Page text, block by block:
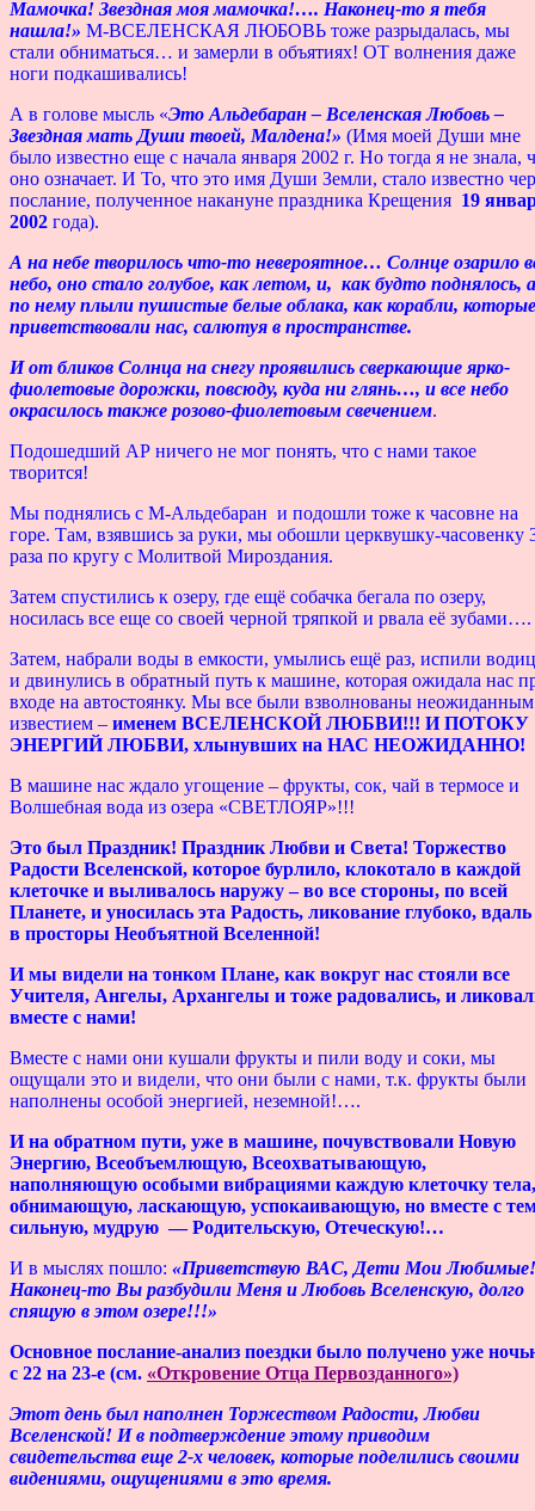
Мамочка! Звездная моя мамочка!…. Наконец-то я тебя
нашла!» М-ВСЕЛЕНСКАЯ ЛЮБОВЬ тоже разрыдалась, мы
стали обниматься… и замерли в объятиях! ОТ волнения даже
ноги подкашивались!
А в голове мысль «Это Альдебаран – Вселенская Любовь –
Звездная мать Души твоей, Малдена!» (Имя моей Души мне
было известно еще с начала января 2002 г. Но тогда я не знала,
оно означает. И То, что это имя Души Земли, стало известно
послание, полученное накануне праздника Крещения 19
2002 года).
А на небе творилось что-то невероятное… Солнце озарило
небо, оно стало голубое, как летом, и, как будто поднялось, а
по нему плыли пушистые белые облака, как корабли, которые
приветствовали нас, салютуя в пространстве.
И от бликов Солнца на снегу проявились сверкающие ярко-
фиолетовые дорожки, повсюду, куда ни глянь…, и все небо
окрасилось также розово-фиолетовым свечением.
Подошедший АР ничего не мог понять, что с нами такое
творится!
Мы поднялись с М-Альдебаран и подошли тоже к часовне на
горе. Там, взявшись за руки, мы обошли церквушку-часовенку
раза по кругу с Молитвой Мироздания.
Затем спустились к озеру, где ещё собачка бегала по озеру,
носилась все еще со своей черной тряпкой и рвала её зубами….
Затем, набрали воды в емкости, умылись ещё раз, испили
и двинулись в обратный путь к машине, которая ожидала нас
входе на автостоянку. Мы все были взволнованы неожиданным
известием – именем ВСЕЛЕНСКОЙ ЛЮБВИ!!! И ПОТОКУ
ЭНЕРГИЙ ЛЮБВИ, хлынувших на НАС НЕОЖИДАННО!
В машине нас ждало угощение – фрукты, сок, чай в термосе и
Волшебная вода из озера «СВЕТЛОЯР»!!!
Это был Праздник! Праздник Любви и Света! Торжество
Радости Вселенской, которое бурлило, клокотало в каждой
клеточке и выливалось наружу – во все стороны, по всей
Планете, и уносилась эта Радость, ликование глубоко, вдаль
в просторы Необъятной Вселенной!
И мы видели на тонком Плане, как вокруг нас стояли все
Учителя, Ангелы, Архангелы и тоже радовались, и
вместе с нами!
Вместе с нами они кушали фрукты и пили воду и соки, мы
ощущали это и видели, что они были с нами, т.к. фрукты были
наполнены особой энергией, неземной!….
И на обратном пути, уже в машине, почувствовали Новую
Энергию, Всеобъемлющую, Всеохватывающую,
наполняющую особыми вибрациями каждую клеточку тела,
обнимающую, ласкающую, успокаивающую, но вместе с
сильную, мудрую — Родительскую, Отеческую!…
И в мыслях пошло: «Приветствую ВАС, Дети Мои Любимые!
Наконец-то Вы разбудили Меня и Любовь Вселенскую, долго
спящую в этом озере!!!»
Основное послание-анализ поездки было получено уже
с 22 на 23-е (см. «Откровение Отца Первозданного»)
Этот день был наполнен Торжеством Радости, Любви
Вселенской! И в подтверждение этому приводим
свидетельства еще 2-х человек, которые поделились своими
видениями, ощущениями в это время.